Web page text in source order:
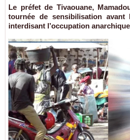
Le préfet de Tivaouane,
tournée de sensibilisation avant
interdisant l’occupation